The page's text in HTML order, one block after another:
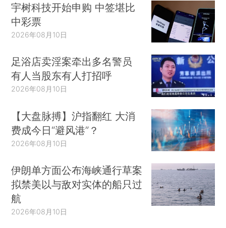
宇树科技开始申购 中签堪比
中彩票
2026年08月10日
足浴店卖淫案牵出多名警员
有人当股东有人打招呼
2026年08月10日
【大盘脉搏】沪指翻红 大消
费成今日“避风港”？
2026年08月10日
伊朗单方面公布海峡通行草案
拟禁美以与敌对实体的船只过
航
2026年08月10日